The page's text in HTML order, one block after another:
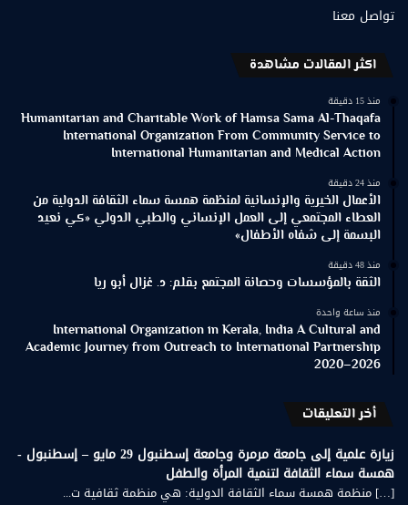
تواصل معنا
اكثر المقالات مشاهدة
منذ 15 دقيقة
Humanitarian and Charitable Work of Hamsa Sama Al-Thaqafa
International Organization From Community Service to
International Humanitarian and Medical Action
منذ 24 دقيقة
الأعمال الخيرية والإنسانية لمنظمة همسة سماء الثقافة الدولية من
العطاء المجتمعي إلى العمل الإنساني والطبي الدولي «كي نعيد
البسمة إلى شفاه الأطفال»
منذ 48 دقيقة
الثقة بالمؤسسات وحصانة المجتمع بقلم: د. غزال أبو ريا
منذ ساعة واحدة
International Organization in Kerala, India A Cultural and
Academic Journey from Outreach to International Partnership
2020–2026
أخر التعليقات
زيارة علمية إلى جامعة مرمرة وجامعة إسطنبول 29 مايو – إسطنبول -
همسة سماء الثقافة لتنمية المرأة والطفل
[…] منظمة همسة سماء الثقافة الدولية: هي منظمة ثقافية ت...